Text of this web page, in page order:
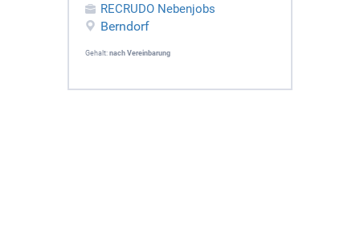
RECRUDO Nebenjobs
Berndorf
Gehalt: nach Vereinbarung